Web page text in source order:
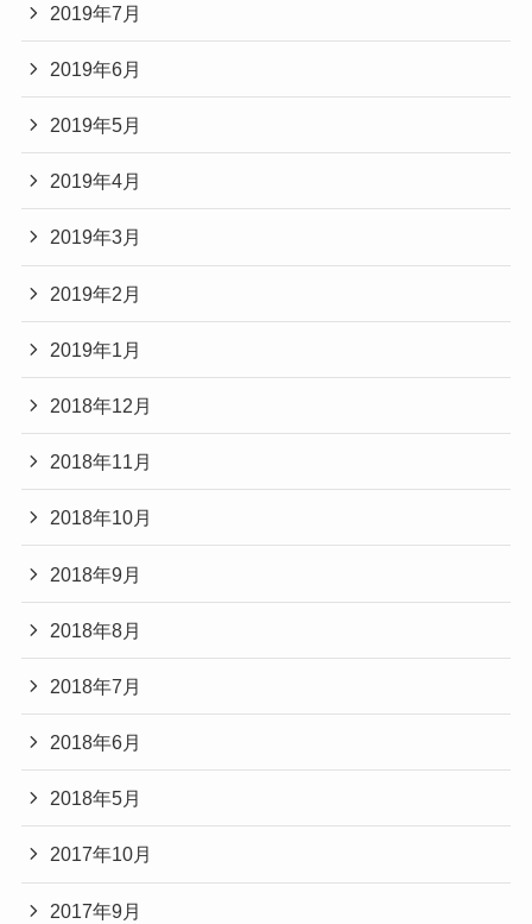
2019年7月
2019年6月
2019年5月
2019年4月
2019年3月
2019年2月
2019年1月
2018年12月
2018年11月
2018年10月
2018年9月
2018年8月
2018年7月
2018年6月
2018年5月
2017年10月
2017年9月